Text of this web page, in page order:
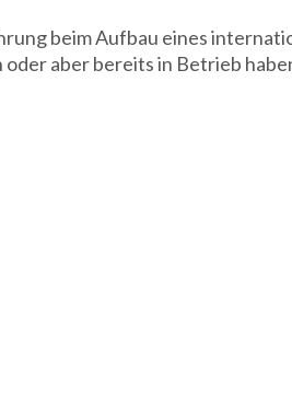
beim Aufbau eines
aber bereits in Betrieb